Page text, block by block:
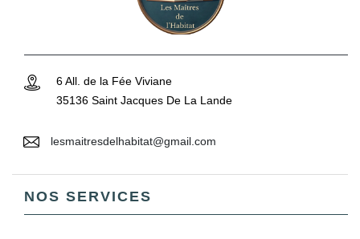
6 All. de la Fée Viviane
35136 Saint Jacques De La Lande
lesmaitresdelhabitat@gmail.com
NOS SERVICES